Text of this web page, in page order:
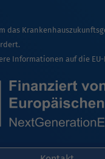
das
Informationen auf die EU-